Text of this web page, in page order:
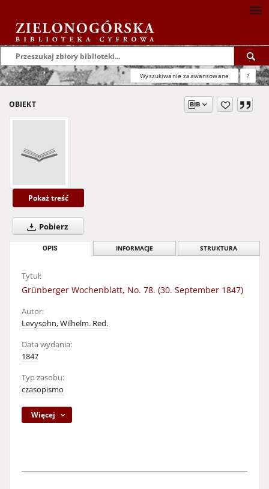
Wyszukiwanie zaawansowane ?
OBIEKT
Pokaż treść
Pobierz
OPIS INFORMACJE STRUKTURA
Tytuł:
Grünberger Wochenblatt, No. 78. (30. September 1847)
Autor:
Levysohn, Wilhelm. Red.
Data wydania:
1847
Typ zasobu:
czasopismo
Więcej